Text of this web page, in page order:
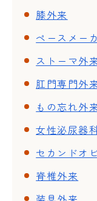
膝外来
ペースメー
ストーマ外
肛門専門外
もの忘れ外
女性泌尿器
セカンドオ
脊椎外来